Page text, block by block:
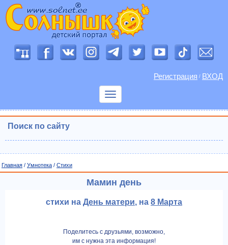
Регистрация / ВХОД
Показать
Поиск по сайту
Главная / Умнотека / Cтихи
Мамин день
стихи на День матери, на 8 Марта
Поделитесь с друзьями, возможно,
им с нужна эта информация!